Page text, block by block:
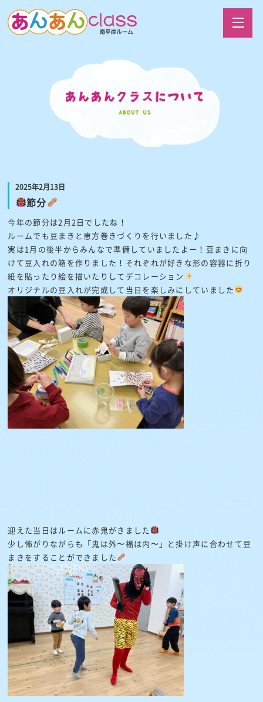
2025年2月13日
節分
今年の節分は2月2日でしたね！
ルームでも豆まきと恵方巻きづくりを行いました♪
実は1月の後半からみんなで準備していましたよー！豆まきに向
けて豆入れの箱を作りました！それぞれが好きな形の容器に折り
紙を貼ったり絵を描いたりしてデコレーション
オリジナルの豆入れが完成して当日を楽しみにしていました
迎えた当日はルームに赤鬼がきました
少し怖がりながらも「鬼は外〜福は内〜」と掛け声に合わせて豆
まきをすることができました